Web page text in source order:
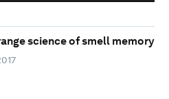
science of smell memory